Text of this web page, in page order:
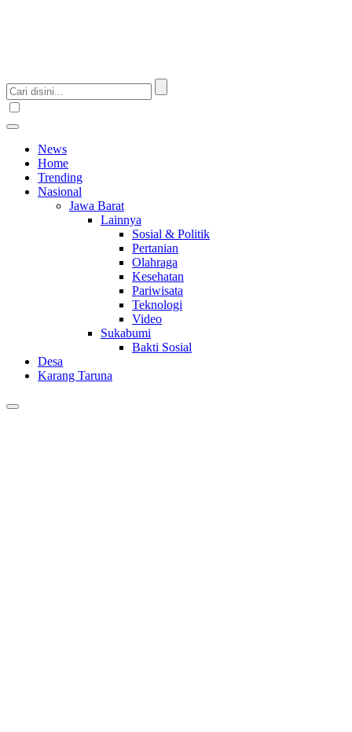
News
Home
Trending
Nasional
Jawa Barat
Lainnya
Sosial & Politik
Pertanian
Olahraga
Kesehatan
Pariwisata
Teknologi
Video
Sukabumi
Bakti Sosial
Desa
Karang Taruna